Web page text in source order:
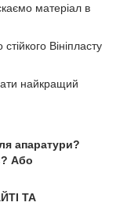
матеріал в
стійкого Вініпласту
найкращий
апаратури?
Або
ТА